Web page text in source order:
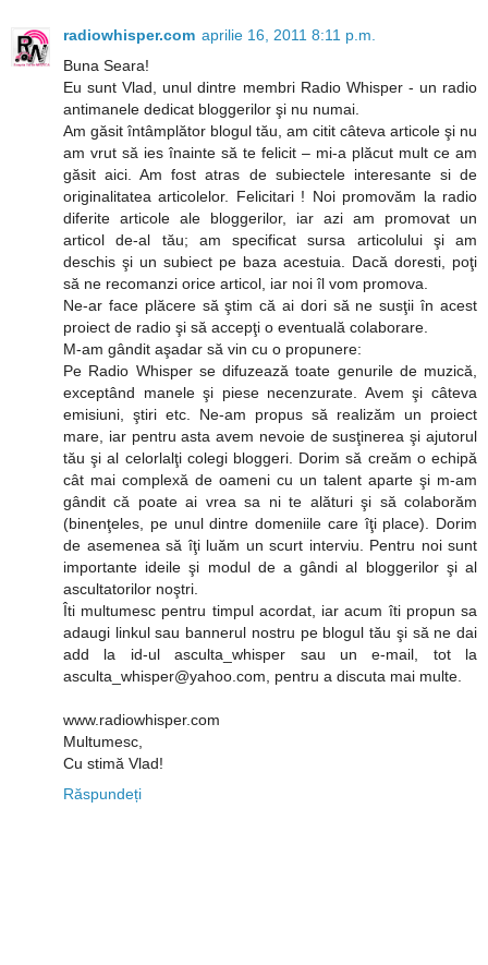
radiowhisper.com aprilie 16, 2011 8:11 p.m.
Buna Seara!
Eu sunt Vlad, unul dintre membri Radio Whisper - un radio
antimanele dedicat bloggerilor şi nu numai.
Am găsit întâmplător blogul tău, am citit câteva articole şi nu
am vrut să ies înainte să te felicit – mi-a plăcut mult ce am
găsit aici. Am fost atras de subiectele interesante si de
originalitatea articolelor. Felicitari ! Noi promovăm la radio
diferite articole ale bloggerilor, iar azi am promovat un
articol de-al tău; am specificat sursa articolului şi am
deschis şi un subiect pe baza acestuia. Dacă doresti, poţi
să ne recomanzi orice articol, iar noi îl vom promova.
Ne-ar face plăcere să ştim că ai dori să ne susţii în acest
proiect de radio şi să accepţi o eventuală colaborare.
M-am gândit aşadar să vin cu o propunere:
Pe Radio Whisper se difuzează toate genurile de muzică,
exceptând manele şi piese necenzurate. Avem şi câteva
emisiuni, ştiri etc. Ne-am propus să realizăm un proiect
mare, iar pentru asta avem nevoie de susţinerea şi ajutorul
tău şi al celorlalţi colegi bloggeri. Dorim să creăm o echipă
cât mai complexă de oameni cu un talent aparte şi m-am
gândit că poate ai vrea sa ni te alături şi să colaborăm
(binenţeles, pe unul dintre domeniile care îţi place). Dorim
de asemenea să îţi luăm un scurt interviu. Pentru noi sunt
importante ideile şi modul de a gândi al bloggerilor şi al
ascultatorilor noştri.
Îti multumesc pentru timpul acordat, iar acum îti propun sa
adaugi linkul sau bannerul nostru pe blogul tău şi să ne dai
add la id-ul asculta_whisper sau un e-mail, tot la
asculta_whisper@yahoo.com, pentru a discuta mai multe.
www.radiowhisper.com
Multumesc,
Cu stimă Vlad!
Răspundeți